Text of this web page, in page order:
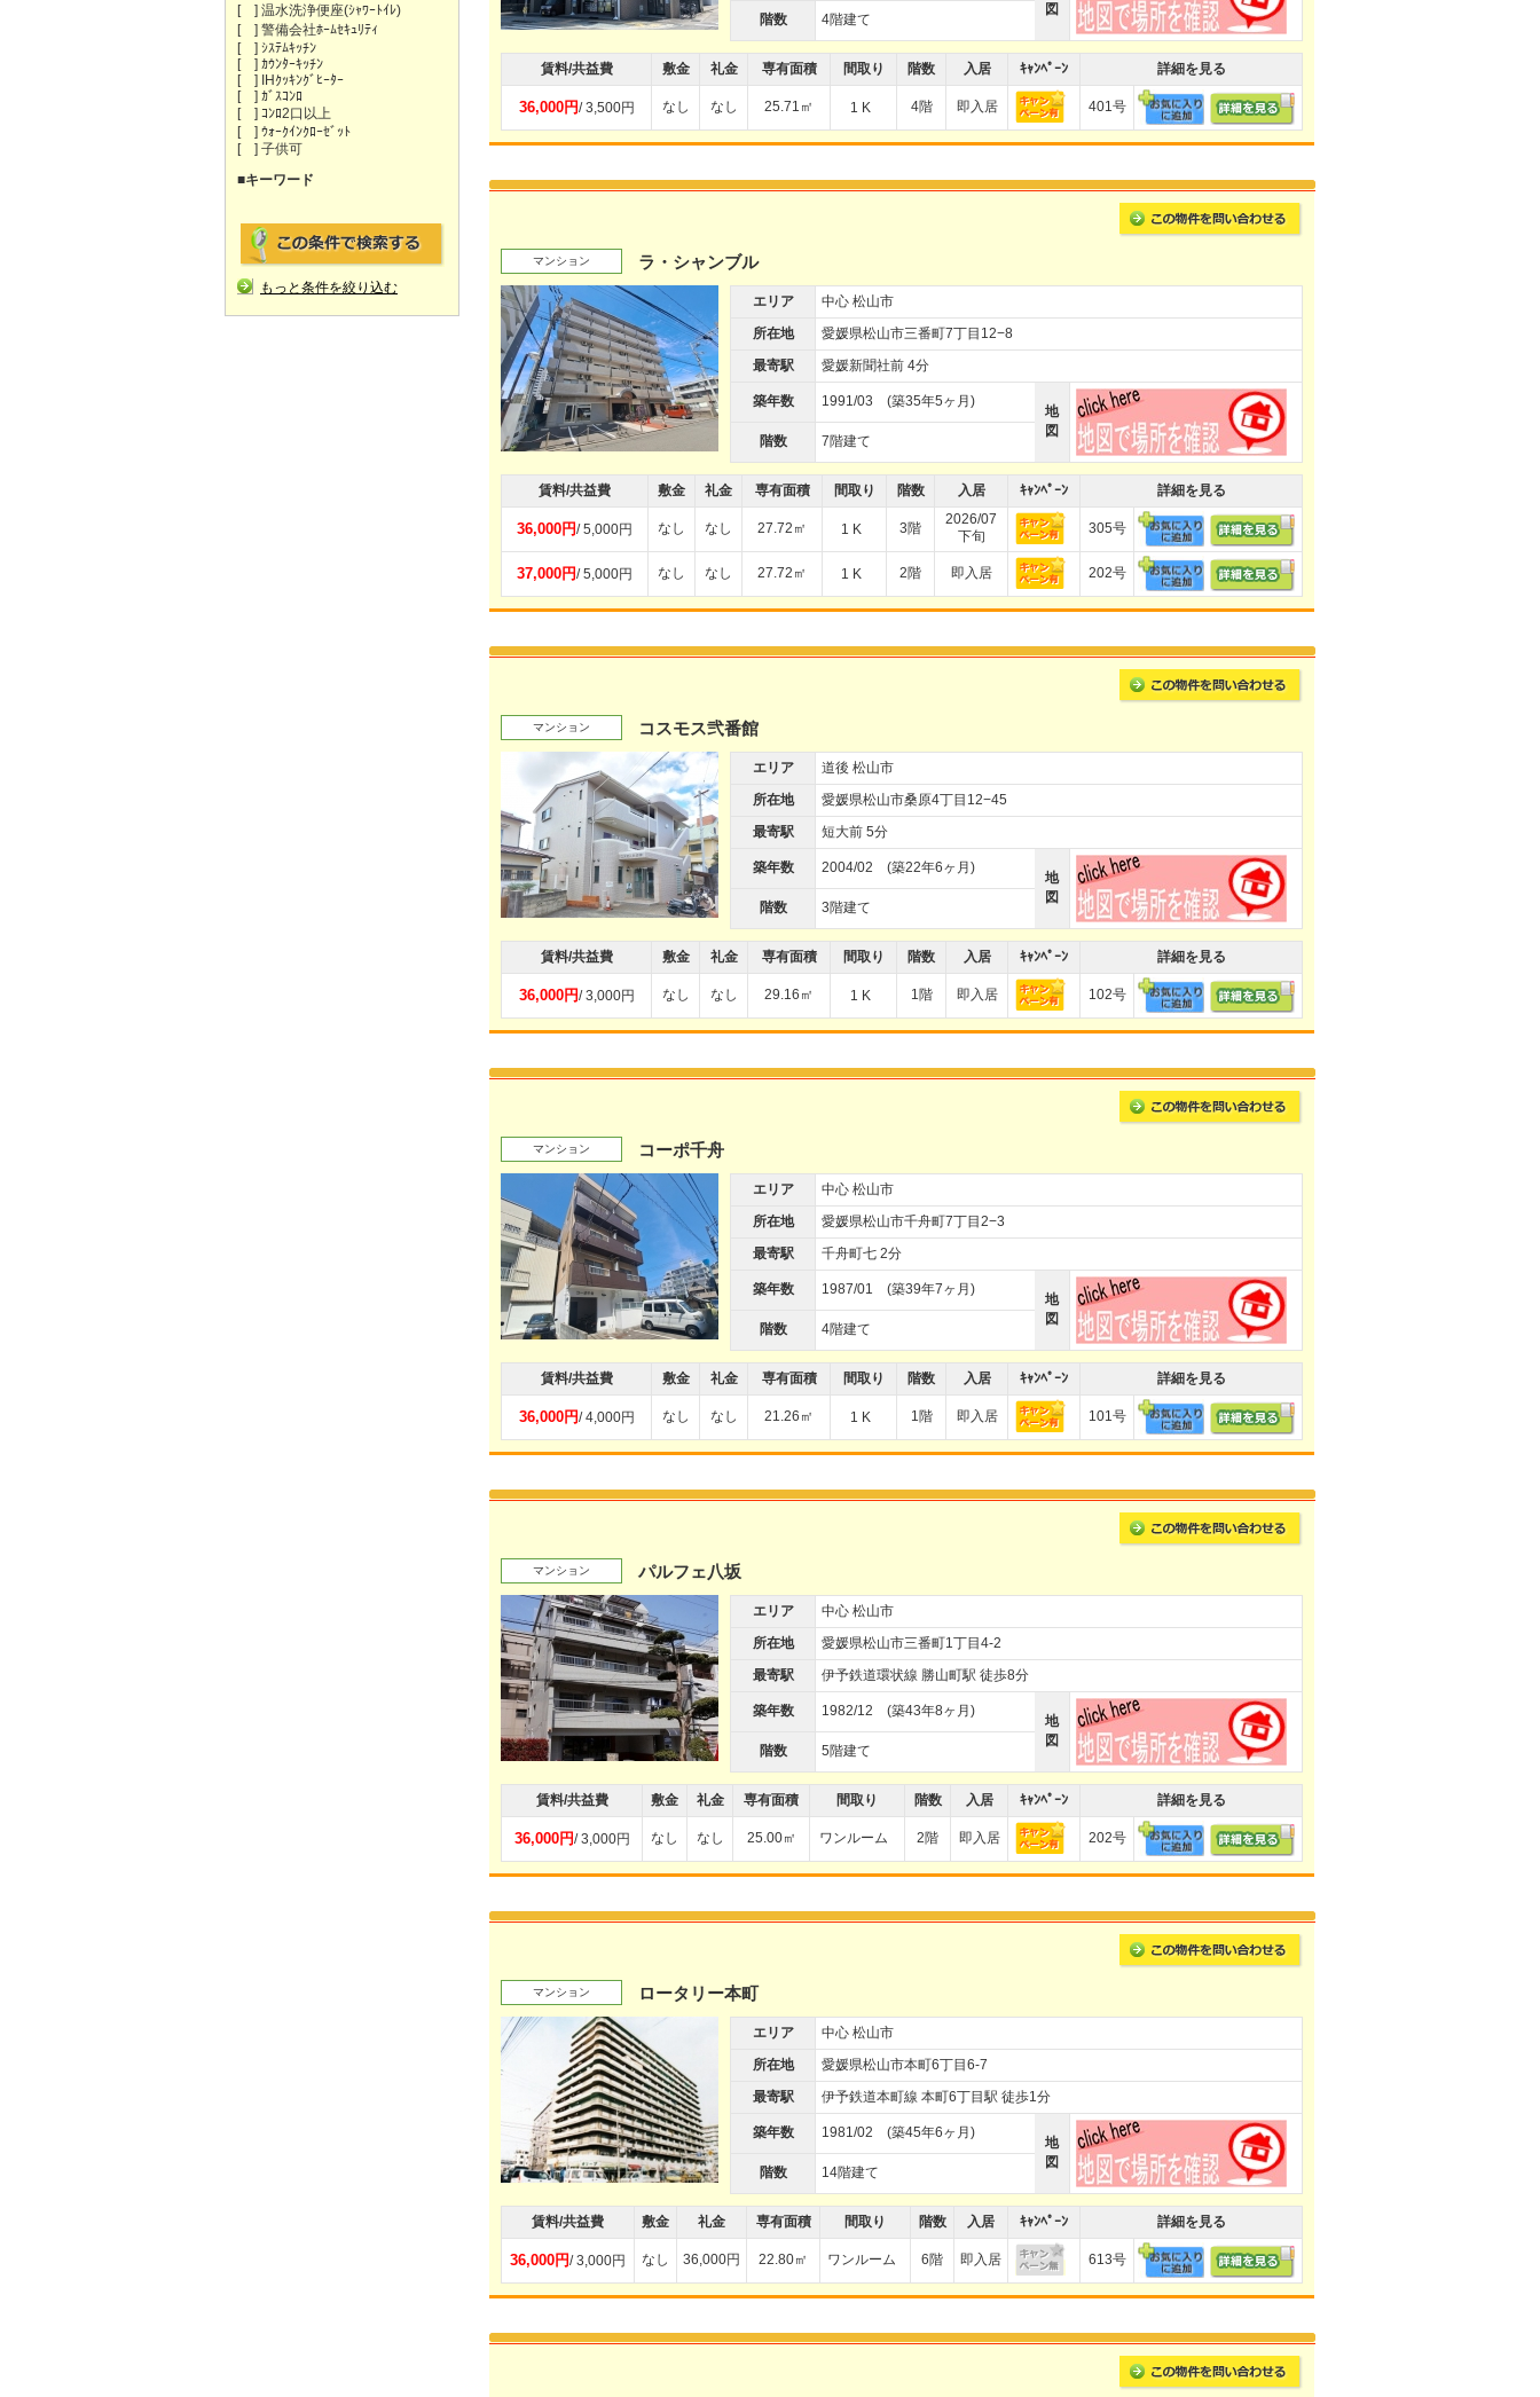
[ ] 温水洗浄便座(ｼｬﾜｰﾄｲﾚ)
[ ] 警備会社ﾎｰﾑｾｷｭﾘﾃｨ
[ ] ｼｽﾃﾑｷｯﾁﾝ
[ ] ｶｳﾝﾀｰｷｯﾁﾝ
[ ] IHｸｯｷﾝｸﾞﾋｰﾀｰ
[ ] ｶﾞｽｺﾝﾛ
[ ] ｺﾝﾛ2口以上
[ ] ｳｫｰｸｲﾝｸﾛｰｾﾞｯﾄ
[ ] 子供可
■キーワード
もっと条件を絞り込む
図
階数 4階建て
賃料/共益費 敷金 礼金 専有面積 間取り 階数 入居 ｷｬﾝﾍﾟｰﾝ 詳細を見る
36,000円/ 3,500円 なし なし 25.71㎡ 1 K 4階 即入居 401号
マンション ラ・シャンブル
エリア
中心 松山市
所在地
愛媛県松山市三番町7丁目12−8
最寄駅
愛媛新聞社前 4分
築年数 1991/03 (築35年5ヶ月)
地
図
階数 7階建て
賃料/共益費 敷金 礼金 専有面積 間取り 階数 入居 ｷｬﾝﾍﾟｰﾝ 詳細を見る
36,000円/ 5,000円 なし なし 27.72㎡ 1 K 3階
2026/07
下旬
305号
37,000円/ 5,000円 なし なし 27.72㎡ 1 K 2階 即入居 202号
マンション コスモス弐番館
エリア
道後 松山市
所在地
愛媛県松山市桑原4丁目12−45
最寄駅
短大前 5分
築年数 2004/02 (築22年6ヶ月)
地
図
階数 3階建て
賃料/共益費 敷金 礼金 専有面積 間取り 階数 入居 ｷｬﾝﾍﾟｰﾝ 詳細を見る
36,000円/ 3,000円 なし なし 29.16㎡ 1 K 1階 即入居 102号
マンション コーポ千舟
エリア
中心 松山市
所在地
愛媛県松山市千舟町7丁目2−3
最寄駅
千舟町七 2分
築年数 1987/01 (築39年7ヶ月)
地
図
階数 4階建て
賃料/共益費 敷金 礼金 専有面積 間取り 階数 入居 ｷｬﾝﾍﾟｰﾝ 詳細を見る
36,000円/ 4,000円 なし なし 21.26㎡ 1 K 1階 即入居 101号
マンション パルフェ八坂
エリア
中心 松山市
所在地
愛媛県松山市三番町1丁目4-2
最寄駅
伊予鉄道環状線 勝山町駅 徒歩8分
築年数 1982/12 (築43年8ヶ月)
地
図
階数 5階建て
賃料/共益費 敷金 礼金 専有面積 間取り 階数 入居 ｷｬﾝﾍﾟｰﾝ 詳細を見る
36,000円/ 3,000円 なし なし 25.00㎡ ワンルーム 2階 即入居 202号
マンション ロータリー本町
エリア
中心 松山市
所在地
愛媛県松山市本町6丁目6-7
最寄駅
伊予鉄道本町線 本町6丁目駅 徒歩1分
築年数 1981/02 (築45年6ヶ月)
地
図
階数 14階建て
賃料/共益費 敷金 礼金 専有面積 間取り 階数 入居 ｷｬﾝﾍﾟｰﾝ 詳細を見る
36,000円/ 3,000円 なし 36,000円 22.80㎡ ワンルーム 6階 即入居 613号